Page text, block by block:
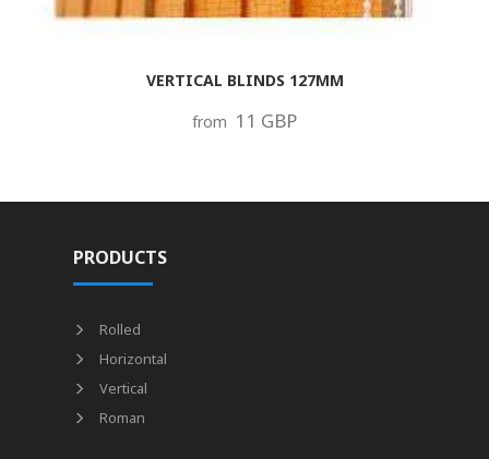
VERTICAL BLINDS 127MM
from 11 GBP
PRODUCTS
Rolled
Horizontal
Vertical
Roman